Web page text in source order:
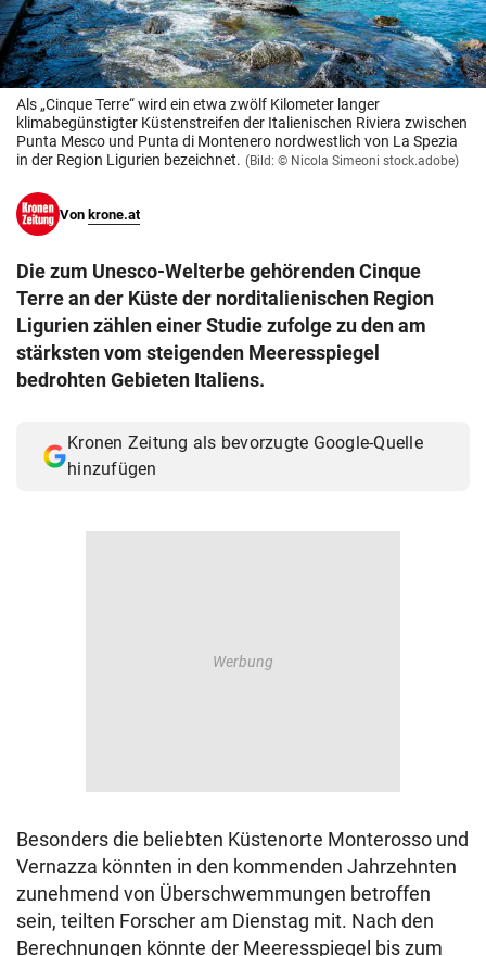
© Krone Multimedia GmbH & Co KG 2026
Muthgasse 2, 1190 Wien
Als „Cinque Terre“ wird ein etwa zwölf Kilometer langer
klimabegünstigter Küstenstreifen der Italienischen Riviera zwischen
Punta Mesco und Punta di Montenero nordwestlich von La Spezia
in der Region Ligurien bezeichnet. (Bild: © Nicola Simeoni stock.adobe)
Von krone.at
Die zum Unesco-Welterbe gehörenden Cinque
Terre an der Küste der norditalienischen Region
Ligurien zählen einer Studie zufolge zu den am
stärksten vom steigenden Meeresspiegel
bedrohten Gebieten Italiens.
Kronen Zeitung als bevorzugte Google-Quelle
hinzufügen
Besonders die beliebten Küstenorte Monterosso und
Vernazza könnten in den kommenden Jahrzehnten
zunehmend von Überschwemmungen betroffen
sein, teilten Forscher am Dienstag mit. Nach den
Berechnungen könnte der Meeresspiegel bis zum